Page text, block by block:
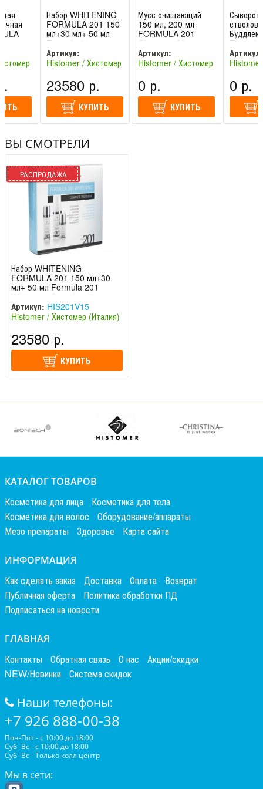
растительные экстракты с успокаивающим и тонизирующим
эффектом. Небольшое количество феруловой и миндальной
кислоты облегчает проникновение в продукты ухода.
Набор WHITENING
FORMULA 201 150
мл+30 мл+ 50 мл
Formula 201
Whitening Complete
Treat. Histom
Артикул:
HIS201V15
Histomer / Хистомер
23580 р.
КУПИТЬ
Мусс очищающий
150 мл, 200 мл
FORMULA 201
Cleansing Mousse
Histomer / Хистомер
Артикул:
HIS201P02
Histomer / Хистомер
0 р.
КУПИТЬ
Буддлеи
Formula
Артикул:
0 р.
ВЫ СМОТРЕЛИ
РАСПРОДАЖА
Набор WHITENING
FORMULA 201 150 мл+30
мл+ 50 мл Formula 201
Whitening Complete Treat.
Histom
Артикул: HIS201V15
Histomer / Хистомер (Италия)
23580 р.
КУПИТЬ
КАТАЛОГ ТОВАРОВ
Косметика для лица
Косметика для тела
Косметика для волос
Оборудование/аппараты
Мезо препараты
Здоровье Карта сайта
ИНФОРМАЦИЯ
Как сделать заказ Доставка Оплата
Возврат
Публичная оферта
Политика обработки ПД
Подписаться на новости
ГЛАВНАЯ
Контакты Обратная связь О нас
Акции/скидки
NEW/Новинки
Система скидок
Наши телефоны:
+7 926 888-00-38
Пон-Пят - с 10:00 до 18:00
Суб -Вс - с 10:00 до 18:00
Суб -Вс - Только колл центр
Мы в сети: